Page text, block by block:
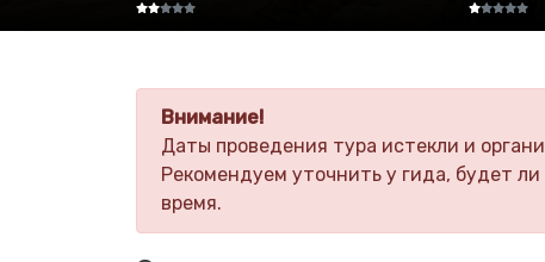
Внимание!
Даты проведения тура истекли и
Рекомендуем уточнить у гида, будет
время.